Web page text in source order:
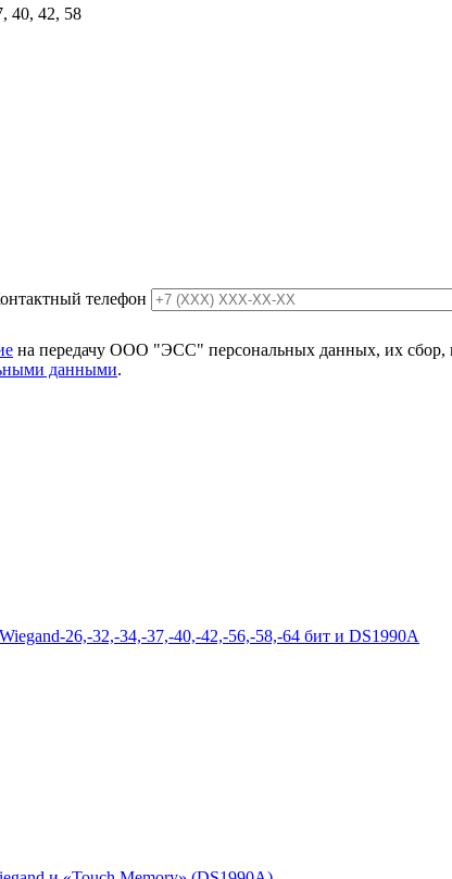
40, 42, 58
телефон
на передачу ООО "ЭСС" персональных данных, их сбор,
данными.
26,-32,-34,-37,-40,-42,-56,-58,-64 бит и DS1990A